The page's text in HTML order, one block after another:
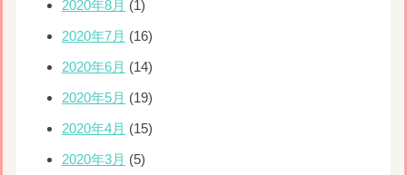
2020年8月 (1)
2020年7月 (16)
2020年6月 (14)
2020年5月 (19)
2020年4月 (15)
2020年3月 (5)